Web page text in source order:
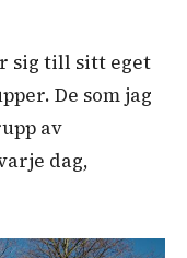
sig till sitt eget
De som jag
av
dag,